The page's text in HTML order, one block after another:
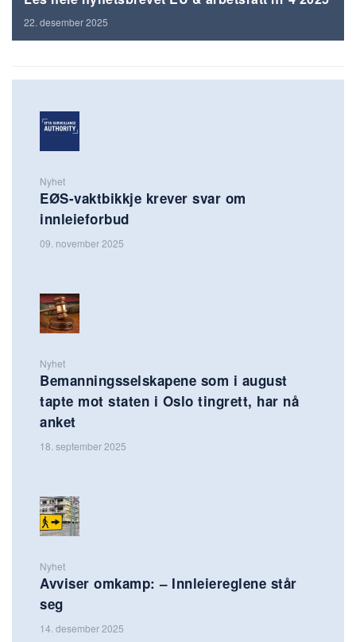
22. desember 2025
Nyhet
EØS-vaktbikkje krever svar om
innleieforbud
09. november 2025
Nyhet
Bemanningsselskapene som i august
tapte mot staten i Oslo tingrett, har nå
anket
18. september 2025
Nyhet
Avviser omkamp: – Innleiereglene står
seg
14. desember 2025